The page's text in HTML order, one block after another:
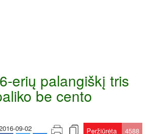
erių palangiškį tris
be cento
09-02 Peržiūrėta 4588